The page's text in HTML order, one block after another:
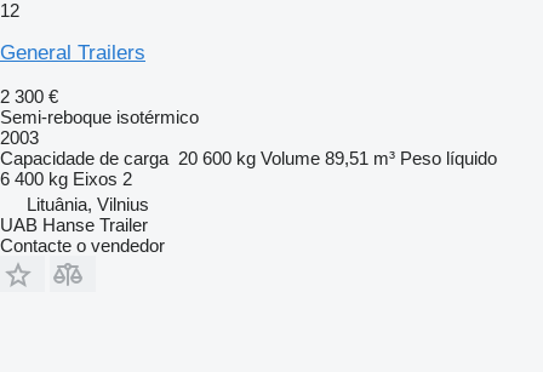
12
General Trailers
2 300 €
Semi-reboque isotérmico
2003
Capacidade de carga 20 600 kg Volume 89,51 m³ Peso líquido
6 400 kg Eixos 2
Lituânia, Vilnius
UAB Hanse Trailer
Contacte o vendedor